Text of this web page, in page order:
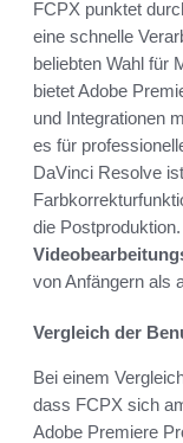
FCPX punktet
eine schnelle
beliebten Wahl für
bietet Adobe
und Integrationen
es für
DaVinci Resolve
die
von Anfängern als
Vergleich der
Bei einem
dass FCPX sich
Adobe Premiere